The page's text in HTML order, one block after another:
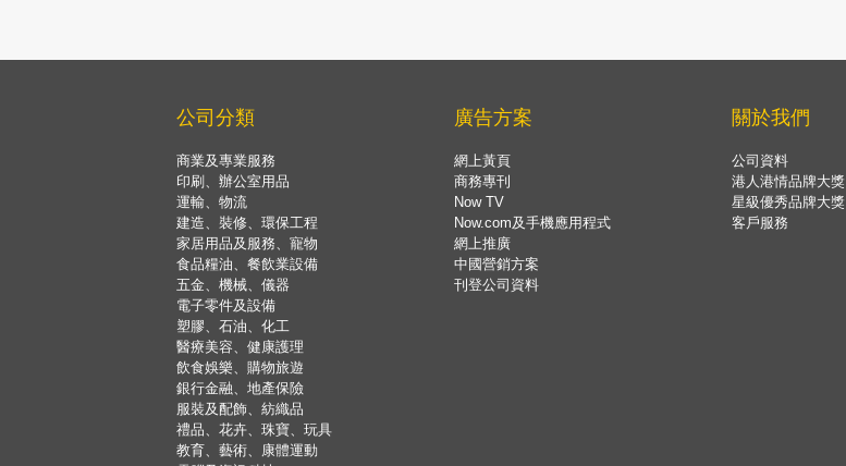
公司分類
商業及專業服務
印刷、辦公室用品
運輸、物流
建造、裝修、環保工程
家居用品及服務、寵物
食品糧油、餐飲業設備
五金、機械、儀器
電子零件及設備
塑膠、石油、化工
醫療美容、健康護理
飲食娛樂、購物旅遊
銀行金融、地產保險
服裝及配飾、紡織品
禮品、花卉、珠寶、玩具
教育、藝術、康體運動
廣告方案
網上黃頁
商務專刊
Now TV
Now.com及手機應用程式
網上推廣
中國營銷方案
刊登公司資料
關於我們
公司資料
港人港情品牌大獎
星級優秀品牌大獎
客戶服務